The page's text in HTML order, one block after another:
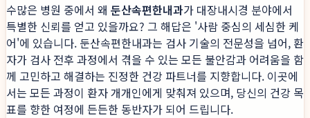
수많은 병원 중에서 왜 둔산속편한내과가 대장내시경 분야에서
특별한 신뢰를 얻고 있을까요? 그 해답은 '사람 중심의 세심한 케
어'에 있습니다. 둔산속편한내과는 검사 기술의 전문성을 넘어, 환
자가 검사 전후 과정에서 겪을 수 있는 모든 불안감과 어려움을 함
께 고민하고 해결하는 진정한 건강 파트너를 지향합니다. 이곳에
서는 모든 과정이 환자 개개인에게 맞춰져 있으며, 당신의 건강 목
표를 향한 여정에 든든한 동반자가 되어 드립니다.